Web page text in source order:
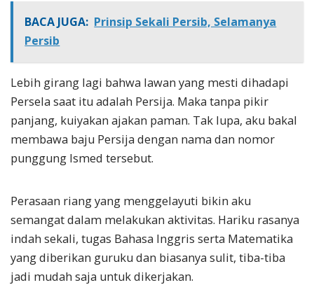
BACA JUGA: Prinsip Sekali Persib, Selamanya
Persib
Lebih girang lagi bahwa lawan yang mesti dihadapi
Persela saat itu adalah Persija. Maka tanpa pikir
panjang, kuiyakan ajakan paman. Tak lupa, aku bakal
membawa baju Persija dengan nama dan nomor
punggung Ismed tersebut.
Perasaan riang yang menggelayuti bikin aku
semangat dalam melakukan aktivitas. Hariku rasanya
indah sekali, tugas Bahasa Inggris serta Matematika
yang diberikan guruku dan biasanya sulit, tiba-tiba
jadi mudah saja untuk dikerjakan.